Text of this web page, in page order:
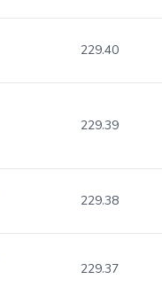
229.40
229.39
229.38
229.37